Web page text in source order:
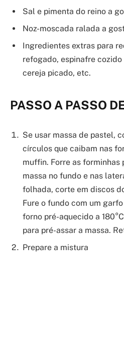
Sal e pimenta do reino a
Noz-moscada ralada a
Ingredientes extras para
refogado, espinafre
cereja picado, etc.
PASSO A PASSO
Se usar massa de pastel,
círculos que caibam nas
muffin. Forre as forminhas
massa no fundo e nas
folhada, corte em discos
Fure o fundo com um
forno pré-aquecido a
para pré-assar a massa.
Prepare a mistura